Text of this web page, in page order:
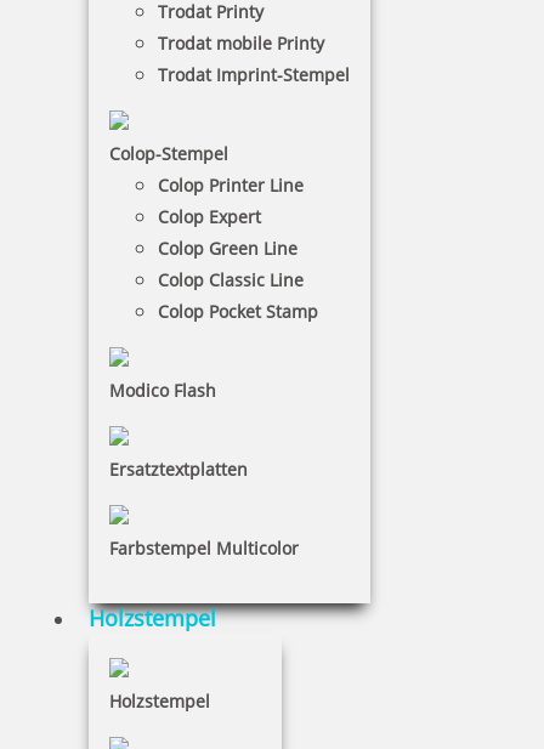
Trodat Printy
Trodat mobile Printy
Trodat Imprint-Stempel
Colop-Stempel
Colop Printer Line
Colop Expert
Colop Green Line
Colop Classic Line
Colop Pocket Stamp
Modico Flash
Ersatztextplatten
Farbstempel Multicolor
Holzstempel
Holzstempel
schaffen. Ob für besondere Anlässe,
Werbegeschenke oder den Alltag – jedes Produkt
wird durch Ihre persönliche Note zu etwas ganz
GRAVUR | DRUCK - KATEGORIEN
Gravurprodukte